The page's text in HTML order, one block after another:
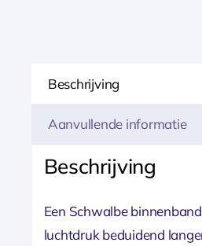
Beschrijving
Aanvullende informatie
Beschrijving
Een Schwalbe
luchtdruk beduidend